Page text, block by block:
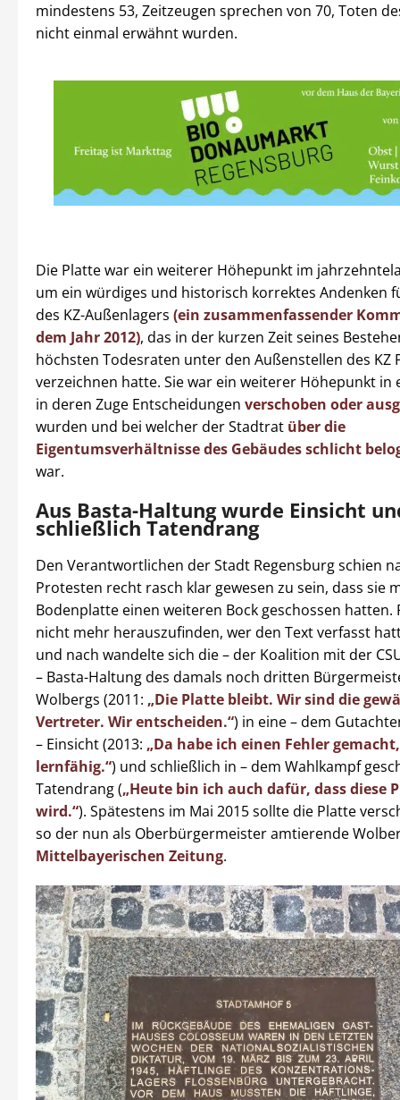
mindestens 53, Zeitzeugen sprechen von 70, Toten
nicht einmal erwähnt wurden.
Die Platte war ein weiterer Höhepunkt im
um ein würdiges und historisch korrektes Andenken
des KZ-Außenlagers (ein zusammenfassender
dem Jahr 2012), das in der kurzen Zeit seines
höchsten Todesraten unter den Außenstellen des KZ
verzeichnen hatte. Sie war ein weiterer Höhepunkt in
in deren Zuge Entscheidungen verschoben oder
wurden und bei welcher der Stadtrat über die
Eigentumsverhältnisse des Gebäudes schlicht
war.
Aus Basta-Haltung wurde Einsicht
schließlich Tatendrang
Den Verantwortlichen der Stadt Regensburg schien
Protesten recht rasch klar gewesen zu sein, dass sie
Bodenplatte einen weiteren Bock geschossen hatten.
nicht mehr herauszufinden, wer den Text verfasst
und nach wandelte sich die – der Koalition mit der
– Basta-Haltung des damals noch dritten
Wolbergs (2011: „Die Platte bleibt. Wir sind die
Vertreter. Wir entscheiden.“) in eine – dem
– Einsicht (2013: „Da habe ich einen Fehler
lernfähig.“) und schließlich in – dem Wahlkampf
Tatendrang („Heute bin ich auch dafür, dass diese
wird.“). Spätestens im Mai 2015 sollte die Platte
so der nun als Oberbürgermeister amtierende
Mittelbayerischen Zeitung.